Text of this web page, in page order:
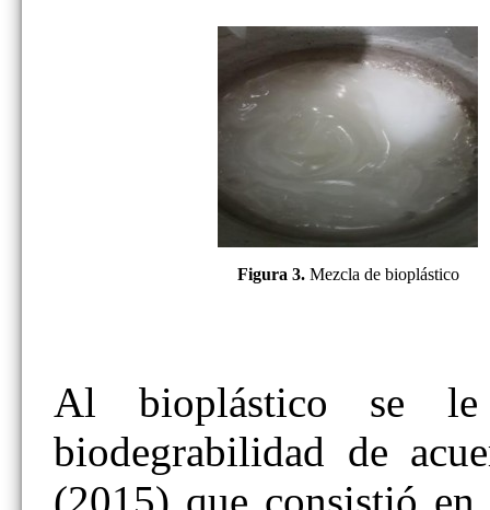
Figura 3.Mezcla de bioplástico
Al bioplástico se
biodegrabilidad de